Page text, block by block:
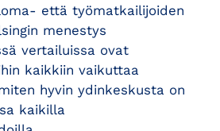
että työmatkailijoiden
menestys
vertailuissa ovat
kaikkiin vaikuttaa
hyvin ydinkeskusta on
kaikilla